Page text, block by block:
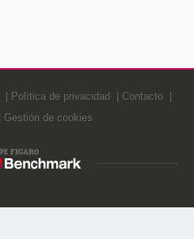
Política de privacidad
Contacto
Gestión de cookies